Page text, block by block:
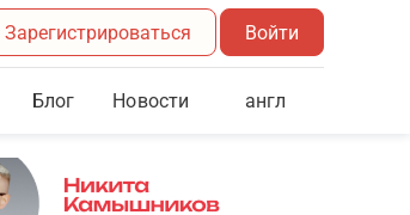
Зарегистрироваться Войти
Блог Новости англ